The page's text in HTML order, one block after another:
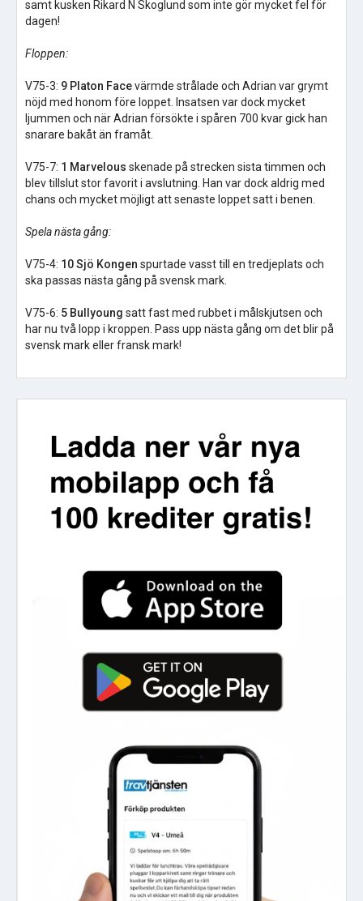
samt kusken Rikard N Skoglund som inte gör mycket fel för
dagen!
Floppen:
V75-3: 9 Platon Facevärmde strålade och Adrian var grymt
nöjd med honom före loppet. Insatsen var dock mycket
ljummen och när Adrian försökte i spåren 700 kvar gick han
snarare bakåt än framåt.
V75-7: 1 Marvelous skenade på strecken sista timmen och
blev tillslut stor favorit i avslutning. Han var dock aldrig med
chans och mycket möjligt att senaste loppet satt i benen.
Spela nästa gång:
V75-4: 10 Sjö Kongen spurtade vasst till en tredjeplats och
ska passas nästa gång på svensk mark.
V75-6: 5 Bullyoung satt fast med rubbet i målskjutsen och
har nu två lopp i kroppen. Pass upp nästa gång om det blir på
svensk mark eller fransk mark!